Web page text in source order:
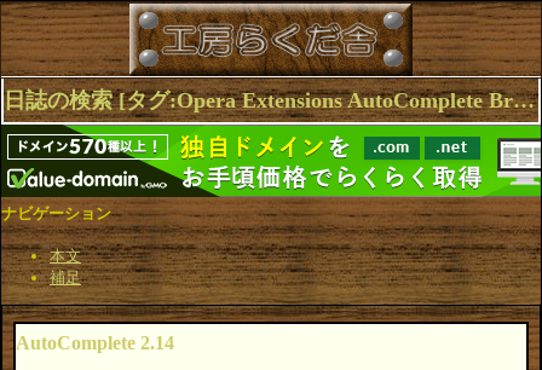
日誌の検索 [タグ:Opera Extensions AutoComplete Browser] 1～1(1件中)
ナビゲーション
本文
補足
AutoComplete 2.14